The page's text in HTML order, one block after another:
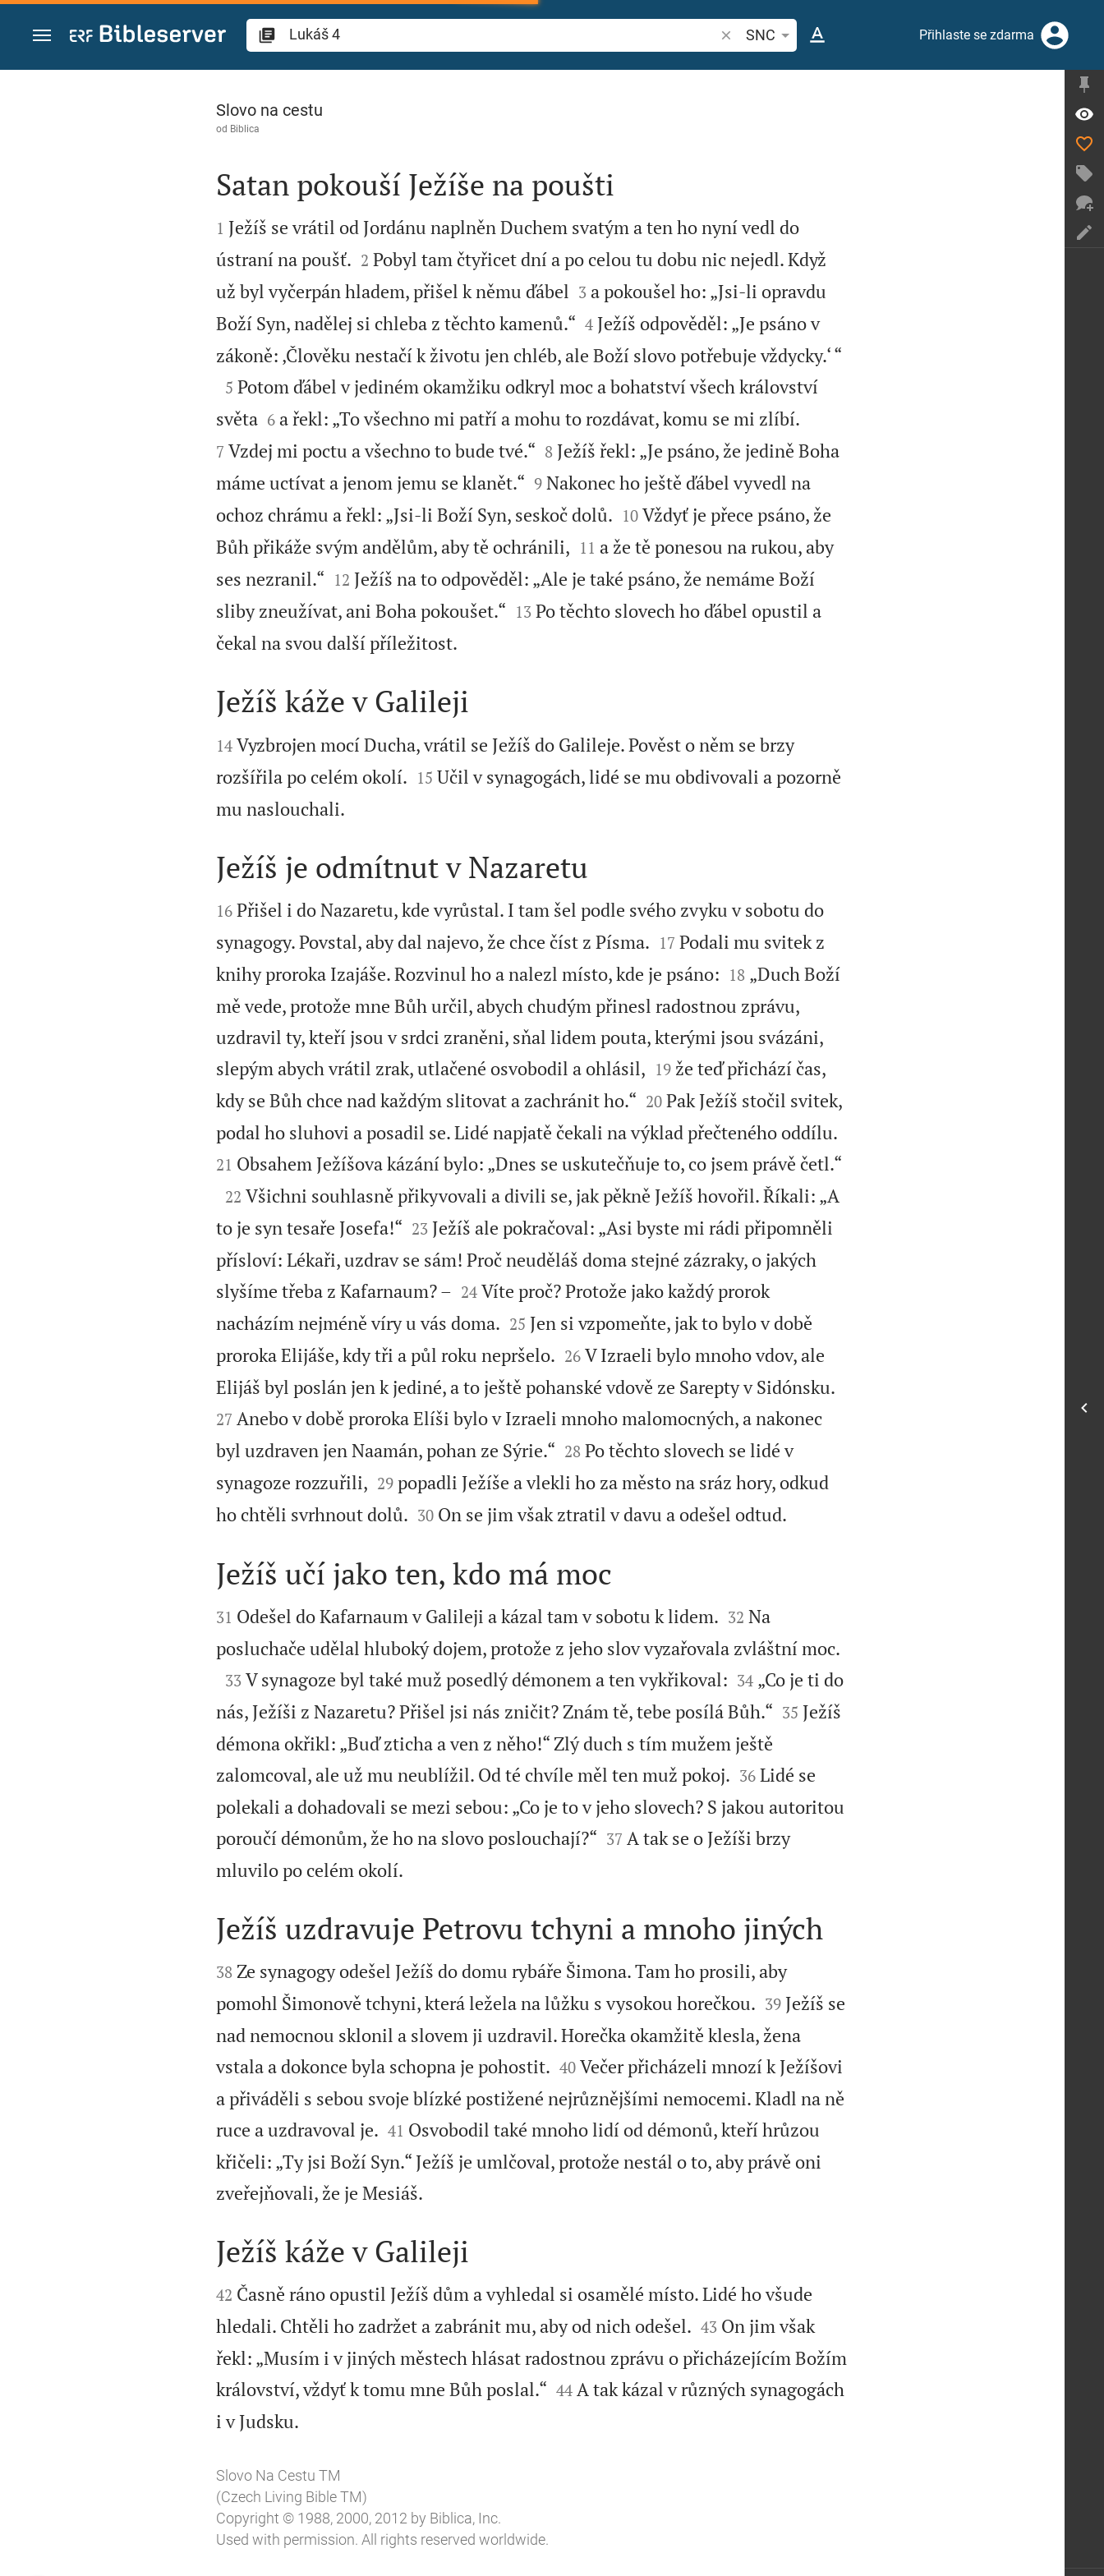
Přejít na obsah
Vyhledat biblický verš nebo slovo
SNC Přihlaste se zdarma
Lukáš 4
Slovo na cestu
od Biblica

Satan pokouší Ježíše na poušti

1 Ježíš se vrátil od Jordánu naplněn Duchem svatým a ten ho nyní vedl do
ústraní na poušť.
2 Pobyl tam čtyřicet dní a po celou tu dobu nic nejedl. Když
už byl vyčerpán hladem, přišel k němu ďábel 

3 a pokoušel ho: „Jsi-li opravdu
Boží Syn, nadělej si chleba z těchto kamenů.“
4 Ježíš odpověděl: „Je psáno v
zákoně: ‚Člověku nestačí k životu jen chléb, ale Boží slovo potřebuje vždycky.‘ “

5 Potom ďábel v jediném okamžiku odkryl moc a bohatství všech království
světa
6 a řekl: „To všechno mi patří a mohu to rozdávat, komu se mi zlíbí.
7 Vzdej mi poctu a všechno to bude tvé.“
8 Ježíš řekl: „Je psáno, že jedině Boha
máme uctívat a jenom jemu se klanět.“
9 Nakonec ho ještě ďábel vyvedl na
ochoz chrámu a řekl: „Jsi-li Boží Syn, seskoč dolů.
10 Vždyť je přece psáno, že
Bůh přikáže svým andělům, aby tě ochránili,
11 a že tě ponesou na rukou, aby
ses nezranil.“
12 Ježíš na to odpověděl: „Ale je také psáno, že nemáme Boží
sliby zneužívat, ani Boha pokoušet.“
13 Po těchto slovech ho ďábel opustil a
čekal na svou další příležitost.

Ježíš káže v Galileji

14 Vyzbrojen mocí Ducha, vrátil se Ježíš do Galileje. Pověst o něm se brzy
rozšířila po celém okolí.
15 Učil v synagogách, lidé se mu obdivovali a pozorně
mu naslouchali.

Ježíš je odmítnut v Nazaretu

16 Přišel i do Nazaretu, kde vyrůstal. I tam šel podle svého zvyku v sobotu do
synagogy. Povstal, aby dal najevo, že chce číst z Písma.
17 Podali mu svitek z
knihy proroka Izajáše. Rozvinul ho a nalezl místo, kde je psáno:
18 „Duch Boží
mě vede, protože mne Bůh určil, abych chudým přinesl radostnou zprávu,
uzdravil ty, kteří jsou v srdci zraněni, sňal lidem pouta, kterými jsou svázáni,
slepým abych vrátil zrak, utlačené osvobodil a ohlásil, 

19 že teď přichází čas,
kdy se Bůh chce nad každým slitovat a zachránit ho.“
20 Pak Ježíš stočil svitek,
podal ho sluhovi a posadil se. Lidé napjatě čekali na výklad přečteného oddílu.
21 Obsahem Ježíšova kázání bylo: „Dnes se uskutečňuje to, co jsem právě četl.“

22 Všichni souhlasně přikyvovali a divili se, jak pěkně Ježíš hovořil. Říkali: „A
to je syn tesaře Josefa!“
23 Ježíš ale pokračoval: „Asi byste mi rádi připomněli
přísloví: Lékaři, uzdrav se sám! Proč neuděláš doma stejné zázraky, o jakých
slyšíme třeba z Kafarnaum? –
24 Víte proč? Protože jako každý prorok
nacházím nejméně víry u vás doma.
25 Jen si vzpomeňte, jak to bylo v době
proroka Elijáše, kdy tři a půl roku nepršelo.
26 V Izraeli bylo mnoho vdov, ale
Elijáš byl poslán jen k jediné, a to ještě pohanské vdově ze Sarepty v Sidónsku.
27 Anebo v době proroka Elíši bylo v Izraeli mnoho malomocných, a nakonec
byl uzdraven jen Naamán, pohan ze Sýrie.“
28 Po těchto slovech se lidé v
synagoze rozzuřili, 

29 popadli Ježíše a vlekli ho za město na sráz hory, odkud
ho chtěli svrhnout dolů.
30 On se jim však ztratil v davu a odešel odtud.

Ježíš učí jako ten, kdo má moc

31 Odešel do Kafarnaum v Galileji a kázal tam v sobotu k lidem.
32 Na
posluchače udělal hluboký dojem, protože z jeho slov vyzařovala zvláštní moc.

33 V synagoze byl také muž posedlý démonem a ten vykřikoval:
34 „Co je ti do
nás, Ježíši z Nazaretu? Přišel jsi nás zničit? Znám tě, tebe posílá Bůh.“
35 Ježíš
démona okřikl: „Buď zticha a ven z něho!“ Zlý duch s tím mužem ještě
zalomcoval, ale už mu neublížil. Od té chvíle měl ten muž pokoj.
36 Lidé se
polekali a dohadovali se mezi sebou: „Co je to v jeho slovech? S jakou autoritou
poroučí démonům, že ho na slovo poslouchají?“
37 A tak se o Ježíši brzy
mluvilo po celém okolí.

Ježíš uzdravuje Petrovu tchyni a mnoho jiných

38 Ze synagogy odešel Ježíš do domu rybáře Šimona. Tam ho prosili, aby
pomohl Šimonově tchyni, která ležela na lůžku s vysokou horečkou.
39 Ježíš se
nad nemocnou sklonil a slovem ji uzdravil. Horečka okamžitě klesla, žena
vstala a dokonce byla schopna je pohostit.
40 Večer přicházeli mnozí k Ježíšovi
a přiváděli s sebou svoje blízké postižené nejrůznějšími nemocemi. Kladl na ně
ruce a uzdravoval je.
41 Osvobodil také mnoho lidí od démonů, kteří hrůzou
křičeli: „Ty jsi Boží Syn.“ Ježíš je umlčoval, protože nestál o to, aby právě oni
zveřejňovali, že je Mesiáš.

Ježíš káže v Galileji

42 Časně ráno opustil Ježíš dům a vyhledal si osamělé místo. Lidé ho všude
hledali. Chtěli ho zadržet a zabránit mu, aby od nich odešel.
43 On jim však
řekl: „Musím i v jiných městech hlásat radostnou zprávu o přicházejícím Božím
království, vždyť k tomu mne Bůh poslal.“
44 A tak kázal v různých synagogách
i v Judsku.
Slovo Na Cestu TM
(Czech Living Bible TM)
Copyright © 1988, 2000, 2012 by Biblica, Inc.
Used with permission. All rights reserved worldwide.